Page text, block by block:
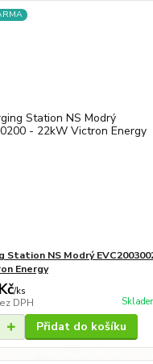
Station NS Modrý
Energy
/ks
DPH
Přidat do košíku